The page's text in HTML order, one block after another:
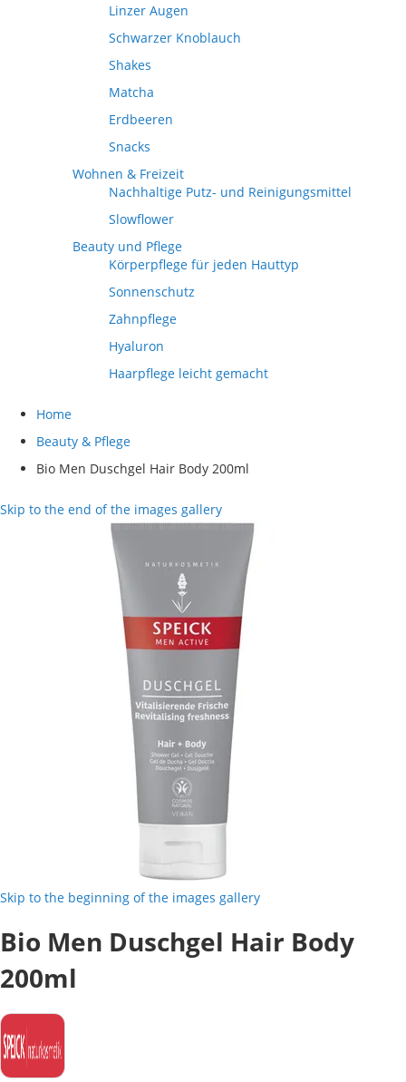
Linzer Augen
Schwarzer Knoblauch
Shakes
Matcha
Erdbeeren
Snacks
Wohnen & Freizeit
Nachhaltige Putz- und Reinigungsmittel
Slowflower
Beauty und Pflege
Körperpflege für jeden Hauttyp
Sonnenschutz
Zahnpflege
Hyaluron
Haarpflege leicht gemacht
Home
Beauty & Pflege
Bio Men Duschgel Hair Body 200ml
Skip to the end of the images gallery
Skip to the beginning of the images gallery
Bio Men Duschgel Hair Body
200ml